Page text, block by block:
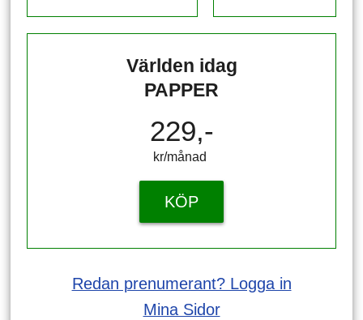
Världen idag
PAPPER
229,-
kr/månad ​​​​​​
KÖP
Redan prenumerant? Logga in
Mina Sidor